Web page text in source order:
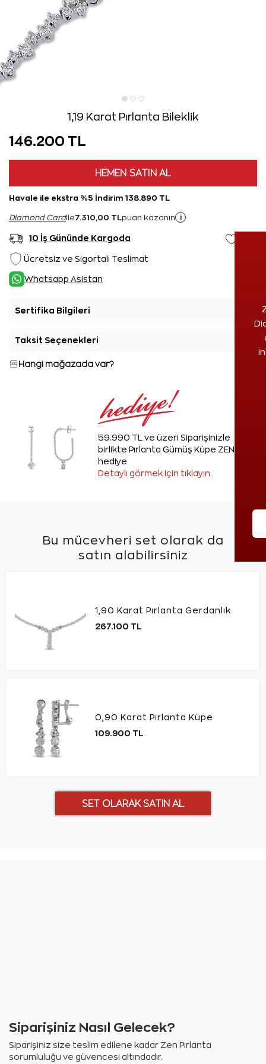
1,19 Karat Pırlanta Bileklik
146.200 TL
HEMEN SATIN AL
Havale ile ekstra %5 İndirim 138.890 TL
Diamond Cardile7.310,00 TL puan kazanın i
10 İş Gününde Kargoda
Ücretsiz ve Sigortalı Teslimat
Whatsapp Asistan
Sertifika Bilgileri
Taksit Seçenekleri
Hangi mağazada var?
59.990 TL ve üzeri Siparişinizle
birlikte Pırlanta Gümüş Küpe ZEN'den
hediye
Detaylı görmek için tıklayın.
Bu mücevheri set olarak da
satın alabilirsiniz
1,90 Karat Pırlanta Gerdanlık
267.100 TL
0,90 Karat Pırlanta Küpe
109.900 TL
Siparişiniz Nasıl Gelecek?
Siparişiniz size teslim edilene kadar Zen Pırlanta
sorumluluğu ve güvencesi altındadır.